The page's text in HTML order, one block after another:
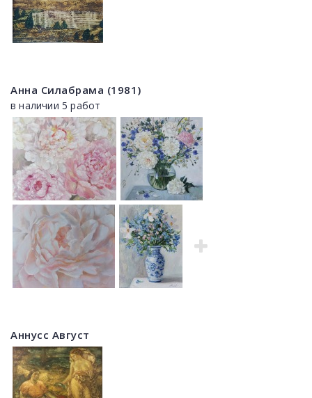
Анна Силабрама (1981)
в наличии 5 работ
Аннусс Август